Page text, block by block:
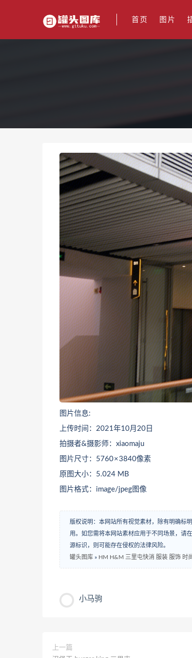
首页 图片
图片信息:
上传时间：2021年10月20日
拍摄者&摄影师：xiaomaju
图片尺寸：5760 × 3840像素
原图大小：5.024 MB
图片格式：image/jpeg图像
版权说明：本网站所有视觉素材，除有明确标
用。如您需将本网站素材应用于不同场景，请
源标识，则可能存在侵权的法律风险。
罐头图库 » HM H&M 三里屯快消 服装 服饰 时
小马驹
上一篇